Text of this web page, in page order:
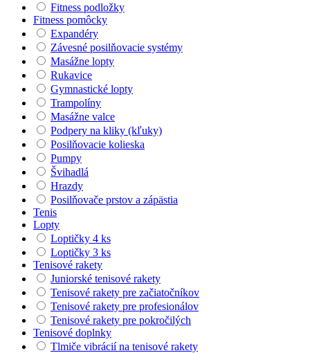
Fitness podložky
Fitness pomôcky
Expandéry
Závesné posilňovacie systémy
Masážne lopty
Rukavice
Gymnastické lopty
Trampolíny
Masážne valce
Podpery na kliky (kľuky)
Posilňovacie kolieska
Pumpy
Švihadlá
Hrazdy
Posilňovače prstov a zápästia
Tenis
Lopty
Loptičky 4 ks
Loptičky 3 ks
Tenisové rakety
Juniorské tenisové rakety
Tenisové rakety pre začiatočníkov
Tenisové rakety pre profesionálov
Tenisové rakety pre pokročilých
Tenisové doplnky
Tlmiče vibrácií na tenisové rakety